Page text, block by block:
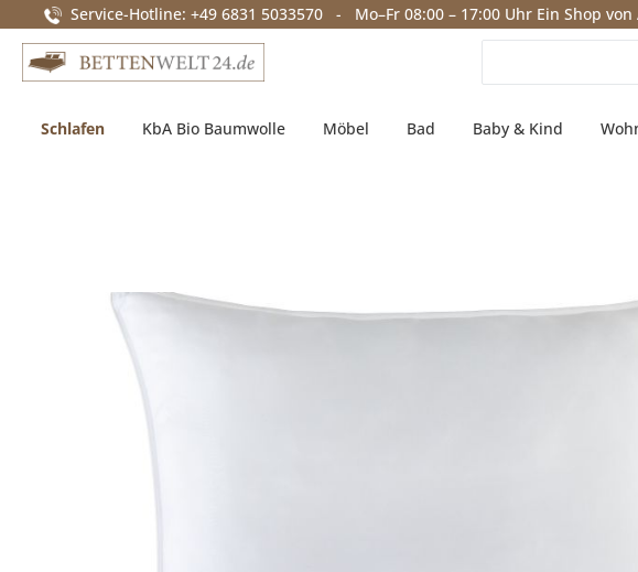
Zur Hauptnavigation springen
Service-Hotline: +49 6831 5033570 - Mo–Fr 08:00 – 17:00 Uhr Ein Shop von
Schlafen KbA Bio Baumwolle Möbel Bad Baby & Kind
Bildergalerie überspringen